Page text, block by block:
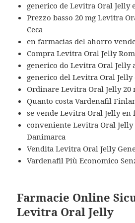
generico de Levitra Oral Jelly
Prezzo basso 20 mg Levitra
Ceca
en farmacias del ahorro
Compra Levitra Oral Jelly
generico do Levitra Oral Jelly
generico del Levitra Oral
Ordinare Levitra Oral Jelly 20
Quanto costa Vardenafil
se vende Levitra Oral Jelly en
conveniente Levitra Oral
Danimarca
Vendita Levitra Oral Jelly
Vardenafil Più Economico
Farmacie Online
Levitra Oral Jelly